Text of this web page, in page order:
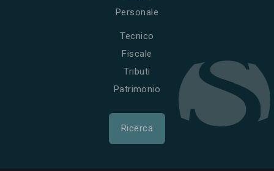
Personale
Tecnico
Fiscale
Tributi
Patrimonio
Ricerca